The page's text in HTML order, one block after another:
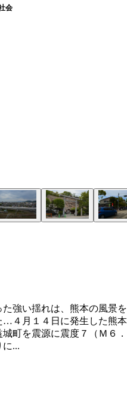
会
なく襲った強い揺れは、
変えてしまった…
月１５日正午時点で、ま
様子
にある倒壊家屋。やはり
る
２階部分のみが残る格好
衣類などをとりにきた被
も多かった。瓦の重みが
作っていたとも指摘され
の場所にあるお寺も、瓦
崩壊してしまった…
、南阿蘇村を南北に通る
辺にある別荘地帯。複数
場付近の道路は完全に損
のき）温泉の温泉旅館の
に巨大な落石が直撃して
強い揺れは、熊本の風景を
…４月１４日に発生した熊本
町を震源に震度７（Ｍ６．
に...